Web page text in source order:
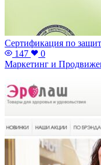
Сертификация по
147
0
Маркетинг и